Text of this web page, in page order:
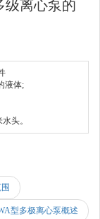
级离心泵的
液体;
头。
型多极离心泵概述